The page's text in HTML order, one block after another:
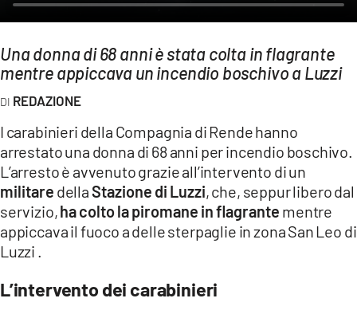
LAC TV
LAC ONAIR
LaC
LACPLAY.IT
LACTV.IT
LACONAIR.IT
LACITYMAG.IT
COSENZACHANNEL.IT
Una donna di 68 anni è stata colta in flagrante
mentre appiccava un incendio boschivo a Luzzi
REDAZIONE
I carabinieri della Compagnia di Rende hanno
arrestato una donna di 68 anni per incendio boschivo.
L’arresto è avvenuto grazie all’intervento di un
militare dellaStazione di Luzzi, che, seppur libero dal
servizio,ha colto la piromane in flagrante mentre
appiccava il fuoco a delle sterpaglie in zona San Leo di
Luzzi​ .
L’intervento dei carabinieri